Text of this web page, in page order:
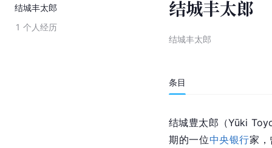
结城丰太郎
1 个人经历
结城丰太郎
结城丰太郎
条目
结城豊太郎（Yūki
期的一位中央银行家